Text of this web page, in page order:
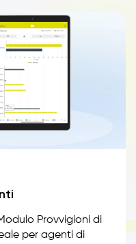
Provvigioni di
per agenti di